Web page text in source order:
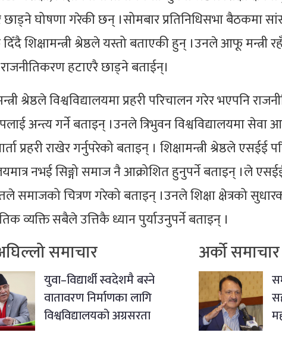
छाड्ने घोषणा गरेकी छन् ।सोमबार प्रतिनिधिसभा बैठकमा
शिक्षामन्त्री श्रेष्ठले यस्तो बताएकी हुन् ।उनले आफू मन्त्री
हटाएरै छाड्ने बताईन्।
श्रेष्ठले विश्वविद्यालयमा प्रहरी परिचालन गरेर भएपनि
अन्त्य गर्ने बताइन् ।उनले त्रिभुवन विश्वविद्यालयमा
प्रहरी राखेर गर्नुपरेको बताइन् । शिक्षामन्त्री श्रेष्ठले एसईई
नभई सिङ्गो समाज नै आक्रोशित हुनुपर्ने बताइन् ।ले
समाजको चित्रण गरेको बताइन् ।उनले शिक्षा क्षेत्रको
व्यक्ति सबैले उत्तिकै ध्यान पुर्याउनुपर्ने बताइन् ।
समाचार
युवा–विद्यार्थी स्वदेशमै बस्ने
वातावरण निर्माणका लागि
विश्वविद्यालयको अग्रसरता
अर्को समाचार